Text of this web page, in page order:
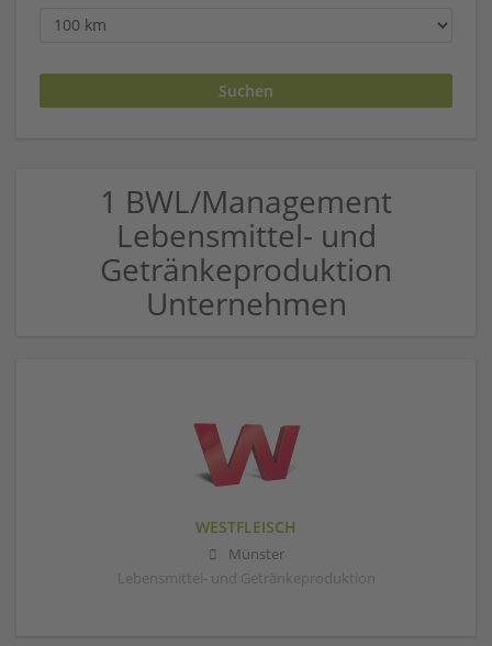
1 BWL/Management
Lebensmittel- und
Getränkeproduktion
Unternehmen
WESTFLEISCH
Münster
Lebensmittel- und Getränkeproduktion